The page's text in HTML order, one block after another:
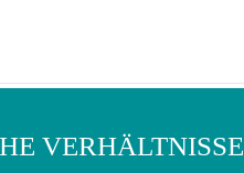
VERHÄLTNISSE